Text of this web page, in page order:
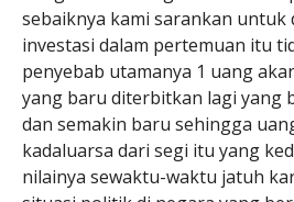
sebaiknya kami sarankan untuk
investasi dalam pertemuan itu
penyebab utamanya 1 uang
yang baru diterbitkan lagi yang
dan semakin baru sehingga
kadaluarsa dari segi itu yang
nilainya sewaktu-waktu jatuh